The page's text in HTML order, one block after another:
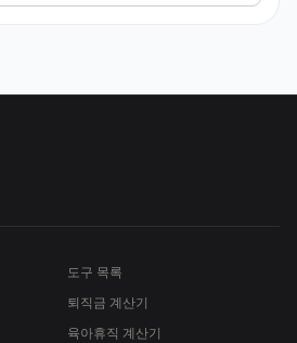
도구 목록
퇴직금 계산기
육아휴직 계산기